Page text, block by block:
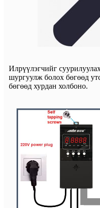
Илрүүлэгчийг
шургуулж болох бөгөөд
бөгөөд хурдан холбоно.